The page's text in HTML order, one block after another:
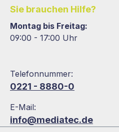
Sie brauchen Hilfe?
Montag bis Freitag:
09:00 - 17:00 Uhr
Telefonnummer:
0221 - 8880-0
E-Mail:
info@mediatec.de